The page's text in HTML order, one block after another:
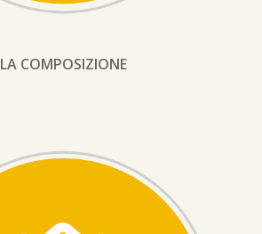
LA COMPOSIZIONE